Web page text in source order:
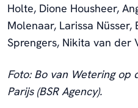
Holte, Dione Housheer,
Molenaar, Larissa Nüsser,
Sprengers, Nikita van der
Foto: Bo van Wetering op
Parijs (BSR Agency).